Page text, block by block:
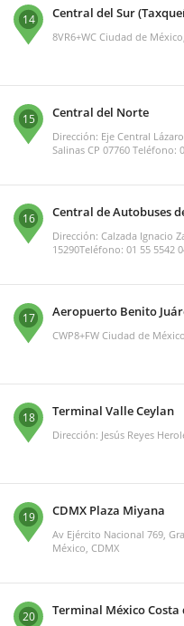
14 Central del Sur
8VR6+WC Ciudad de
15 Central del Norte
Dirección: Eje Central
Salinas CP 07760 Teléfono:
16 Central de Autobuses
Dirección: Calzada Ignacio
15290Teléfono: 01 55 5542
17 Aeropuerto Benito
CWP8+FW Ciudad de
18 Terminal Valle Ceylan
Dirección: Jesús Reyes
19 CDMX Plaza Miyana
Av Ejército Nacional 769,
México, CDMX
20 Terminal México Costa